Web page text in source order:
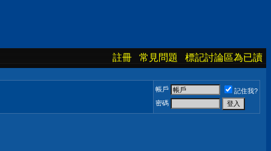
註冊 常見問題 標記討論區為已讀
帳戶
記住我?
密碼